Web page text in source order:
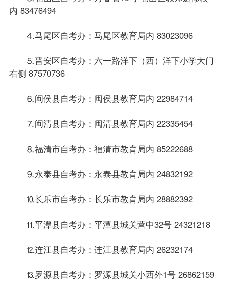
内 83476494
⒋马尾区自考办：马尾区教育局内 83023096
⒌晋安区自考办：六一路洋下（西）洋下小学大门
右侧 87570736
⒍闽侯县自考办：闽侯县教育局内 22984714
⒎闽清县自考办：闽清县教育局内 22335454
⒏福清市自考办：福清市教育局内 85222688
⒐永泰县自考办：永泰县教育局内 24832192
⒑长乐市自考办：长乐市教育局内 28882392
⒒平潭县自考办：平潭县城关营中32号 24321218
⒓连江县自考办：连江县教育局内 26232174
⒔罗源县自考办：罗源县城关小西外1号 26862159